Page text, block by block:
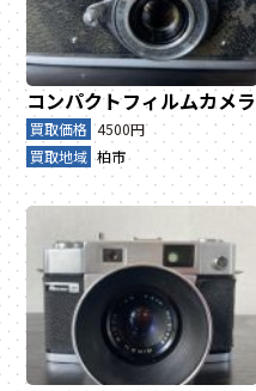
コンパクトフィルムカメラ
買取価格 4500円
買取地域 柏市